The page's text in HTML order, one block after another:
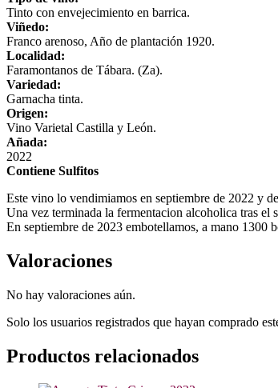
Tinto con envejecimiento en barrica.
Viñedo:
Franco arenoso, Año de plantación 1920.
Localidad:
Faramontanos de Tábara. (Za).
Variedad:
Garnacha tinta.
Origen:
Vino Varietal Castilla y León.
Añada:
2022
Contiene Sulfitos
Este vino lo vendimiamos en septiembre de 2022 y
Una vez terminada la fermentacion alcoholica tras el
En septiembre de 2023 embotellamos, a mano 1300
Valoraciones
No hay valoraciones aún.
Solo los usuarios registrados que hayan comprado
Productos relacionados